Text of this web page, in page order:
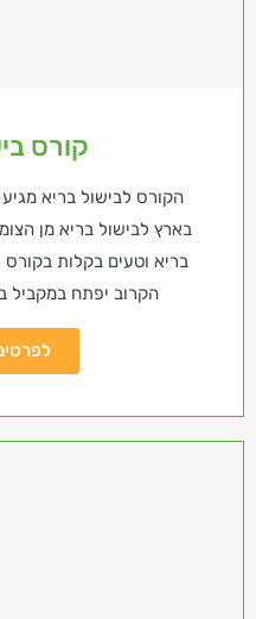
קורס
הקורס לבישול בריא
בארץ לבישול בריא מן
בריא וטעים בקלות בקורס
הקרוב יפתח במקביל